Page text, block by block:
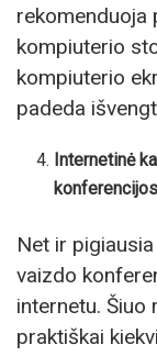
rekomenduoja
kompiuterio
kompiuterio
padeda
Internetinė
konferencijos
Net ir pigiausia
vaizdo
internetu. Šiuo
praktiškai